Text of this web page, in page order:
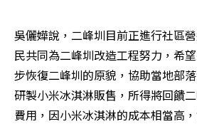
吳儷嬅說，二峰圳目前正進行社區
民共同為二峰圳改造工程努力，希
步恢復二峰圳的原貌，協助當地部
研製小米冰淇淋販售，所得將回饋
費用，因小米冰淇淋的成本相當高